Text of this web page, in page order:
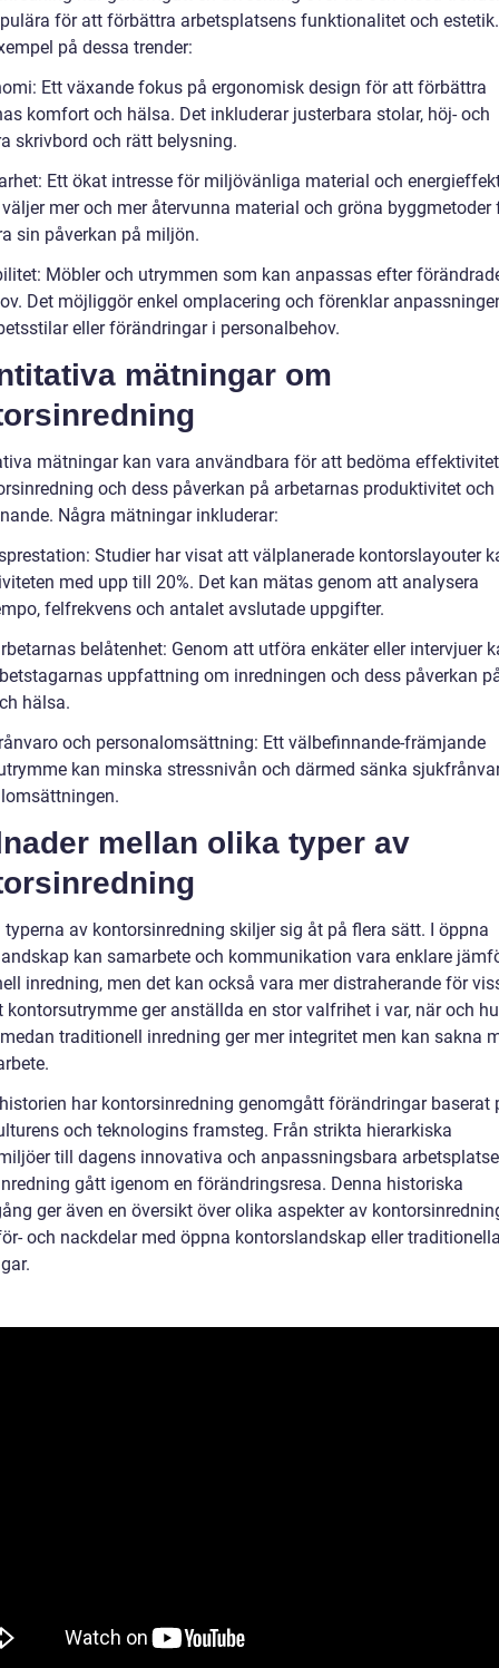
för att förbättra arbetsplatsens funktionalitet och
på dessa trender:
Ett växande fokus på ergonomisk design för att förbättra
komfort och hälsa. Det inkluderar justerbara stolar, höj- och
skrivbord och rätt belysning.
Ett ökat intresse för miljövänliga material och
mer och mer återvunna material och gröna byggmetoder
sin påverkan på miljön.
Möbler och utrymmen som kan anpassas efter
Det möjliggör enkel omplacering och förenklar
eller förändringar i personalbehov.
mätningar om
mätningar kan vara användbara för att bedöma
och dess påverkan på arbetarnas produktivitet och
Några mätningar inkluderar:
Studier har visat att välplanerade kontorslayouter
med upp till 20%. Det kan mätas genom att analysera
felfrekvens och antalet avslutade uppgifter.
belåtenhet: Genom att utföra enkäter eller intervjuer
uppfattning om inredningen och dess påverkan
hälsa.
och personalomsättning: Ett välbefinnande-främjande
kan minska stressnivån och därmed sänka
mellan olika typer av
typerna av kontorsinredning skiljer sig åt på flera sätt. I öppna
kan samarbete och kommunikation vara enklare
inredning, men det kan också vara mer distraherande för
kontorsutrymme ger anställda en stor valfrihet i var, när och
traditionell inredning ger mer integritet men kan sakna
har kontorsinredning genomgått förändringar baserat
och teknologins framsteg. Från strikta hierarkiska
till dagens innovativa och anpassningsbara
gått igenom en förändringsresa. Denna historiska
ger även en översikt över olika aspekter av
och nackdelar med öppna kontorslandskap eller